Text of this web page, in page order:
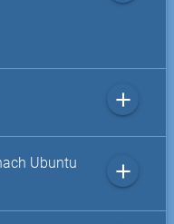
add
Ubuntu
add